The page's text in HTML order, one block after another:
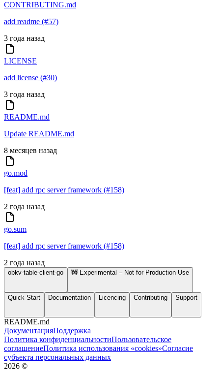
CONTRIBUTING.md
add readme (#57)
3 года назад
LICENSE
add license (#30)
3 года назад
README.md
Update README.md
8 месяцев назад
go.mod
[feat] add rpc server framework (#158)
2 года назад
go.sum
[feat] add rpc server framework (#158)
2 года назад
obkv-table-client-go 🚧 Experimental – Not for Production Use
Quick Start Documentation Licencing Contributing Support
README.md
ДокументацияПоддержка
Политика конфиденциальностиПользовательское
соглашениеПолитика использования «cookies»Согласие
субъекта персональных данных
2026 ©